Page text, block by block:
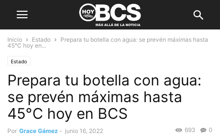
Inicio Estado
Prepara tu botella con agua: se prevén máximas hasta
45°C hoy en...
Estado
Prepara tu botella con agua:
se prevén máximas hasta
45°C hoy en BCS
Por Grace Gámez - junio 16, 2022 0
693